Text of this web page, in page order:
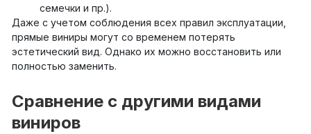
семечки и пр.).
Даже с учетом соблюдения всех правил эксплуатации,
прямые виниры могут со временем потерять
эстетический вид. Однако их можно восстановить или
полностью заменить.
Сравнение с другими видами
виниров